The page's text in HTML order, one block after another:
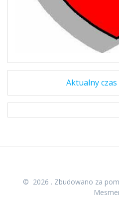
Aktualny czas
© 2026 . Zbudowano za